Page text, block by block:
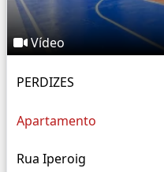
Vídeo
PERDIZES
Apartamento
Rua Iperoig